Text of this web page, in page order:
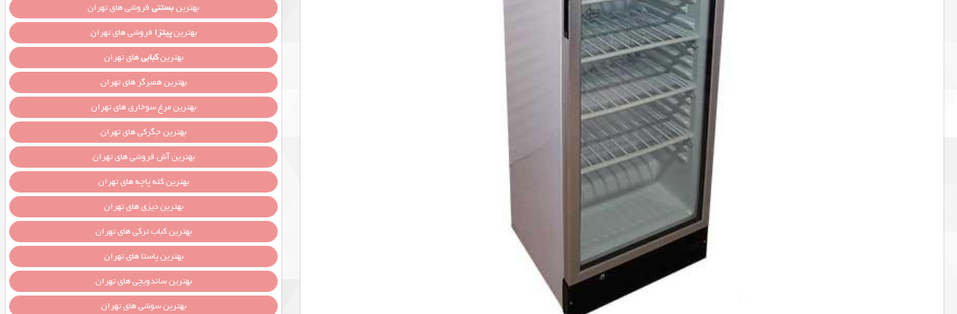
بهترینبستنیفروشی های تهران
بهترینپیتزا فروشی های تهران
بهترینکبابیهای تهران
بهترین همبرگر های تهران
بهترین مرغ سوخاری های تهران
بهترین جگرکی های تهران
بهترین آش فروشی های تهران
بهترین کله پاچه های تهران
بهترین دیزی های تهران
بهترین کباب ترکی های تهران
بهترین پاستا های تهران
بهترین ساندویچی های تهران
بهترین سوشی های تهران